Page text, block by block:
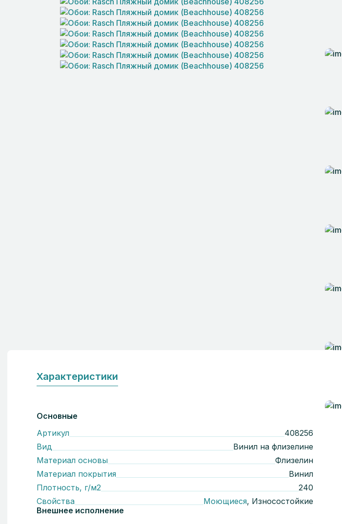
Характеристики
Основные
Артикул
408256
Вид
Винил на флизелине
Материал основы
Флизелин
Материал покрытия
Винил
Плотность, г/м2
240
Свойства
Моющиеся, Износостойкие
Внешнее исполнение